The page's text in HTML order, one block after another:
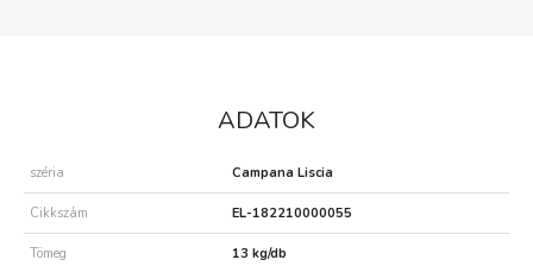
ADATOK
széria Campana Liscia
Cikkszám EL-182210000055
Tömeg 13 kg/db